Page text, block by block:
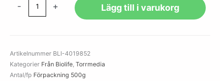
- + Lägg till i varukorg
Artikelnummer BLI-4019852
Kategorier Från Biolife Torrmedia
Antal/fp Förpackning 500g